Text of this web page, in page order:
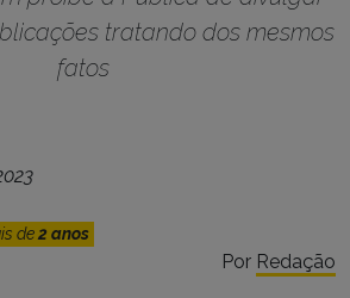
tratando dos mesmos
fatos
de2 anos
Por Redação